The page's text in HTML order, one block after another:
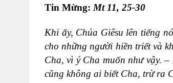
Tin Mừng: Mt 11, 25-30
Khi ấy, Chúa Giêsu lên tiếng
cho những người hiền triết và
Cha, vì ý Cha muốn như vậy.
cũng không ai biết Cha, trừ ra